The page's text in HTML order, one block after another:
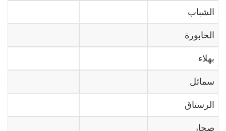
الشباب
الخابورة
بهلاء
سمائل
الرستاق
صحار